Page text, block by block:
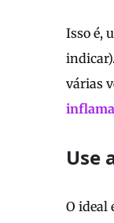
Isso é,
várias
Use
O ideal